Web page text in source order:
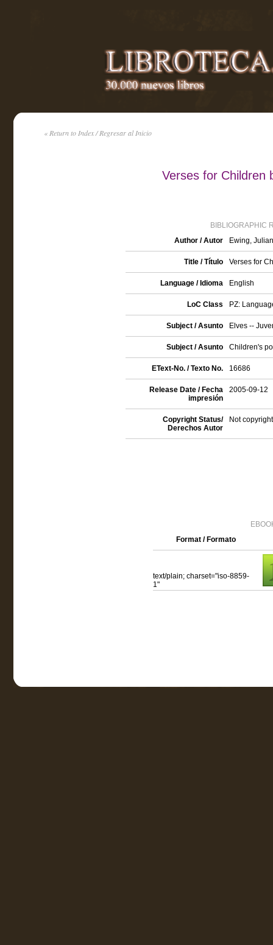
« Return to Index / Regresar al Inicio
Verses for Children
BIBLIOGRAPHIC
Author / Autor
Ewing,
Title / Título Verses for
Language / Idioma English
LoC Class PZ:
Subject / Asunto Elves --
Subject / Asunto Children's
EText-No. / Texto No. 16686
Release Date / Fecha
impresión
2005-09-12
Copyright Status/
Derechos Autor
Not
Format / Formato
text/plain; charset="iso-8859-
1"